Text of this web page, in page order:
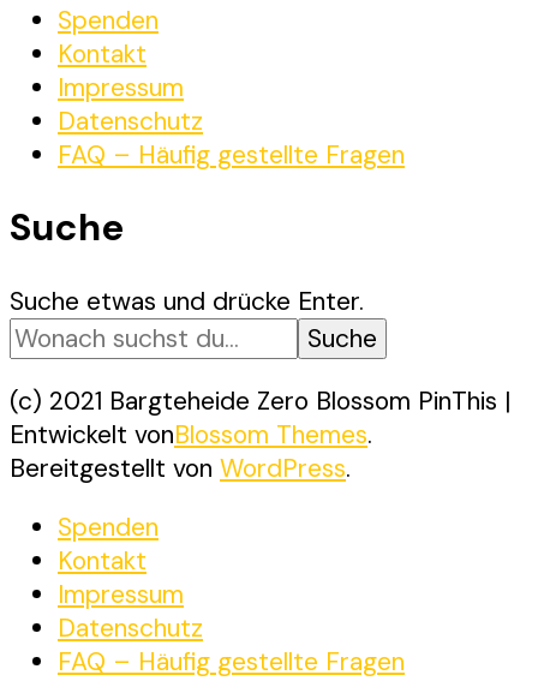
Spenden
Kontakt
Impressum
Datenschutz
FAQ – Häufig gestellte Fragen
Suche
Suchst
du
nach
etwas?
Suche etwas und drücke Enter.
(c) 2021 Bargteheide Zero Blossom PinThis |
Entwickelt vonBlossom Themes.
Bereitgestellt von WordPress.
Spenden
Kontakt
Impressum
Datenschutz
FAQ – Häufig gestellte Fragen